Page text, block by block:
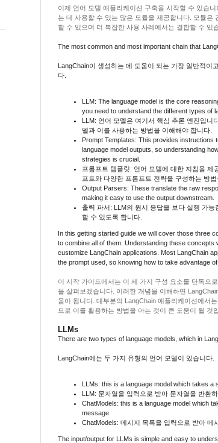
이제 언어 모델 애플리케이션 구축을 시작할 수 있습
는 데 사용할 수 있는 많은 모듈을 제공합니다. 모듈은
할 수 있으며 더 복잡한 사용 사례에서는 결합할 수 있
The most common and most important chain that
LangChain이 생성하는 데 도움이 되는 가장 일반적이
다.
LLM: The language model is the core
you need to understand the different types of
LLM: 언어 모델은 여기서 핵심 추론 엔진입니
델과 이를 사용하는 방법을 이해해야 합니다.
Prompt Templates: This provides instructions
language model outputs, so understanding
strategies is crucial.
프롬프트 템플릿: 언어 모델에 대한 지침을 제
프트와 다양한 프롬프트 전략을 구성하는 방
Output Parsers: These translate the raw
making it easy to use the output downstream.
출력 파서: LLM의 원시 응답을 보다 실행 가
할 수 있도록 합니다.
In this getting started guide we will cover those three
to combine all of them. Understanding these concepts
customize LangChain applications. Most LangChain
the prompt used, so knowing how to take advantage of
이 시작 가이드에서는 이 세 가지 구성 요소를 단독으
을 살펴보겠습니다. 이러한 개념을 이해하면
움이 됩니다. 대부분의 LangChain 애플리케이션에서
므로 이를 활용하는 방법을 아는 것이 큰 도움이 될 것
LLMs
There are two types of language models, which in
LangChain에는 두 가지 유형의 언어 모델이 있습니다.
LLMs: this is a language model which takes a
LLM: 문자열을 입력으로 받아 문자열을 반환
ChatModels: this is a language model which
message
ChatModels: 메시지 목록을 입력으로 받아 메
The input/output for LLMs is simple and easy to